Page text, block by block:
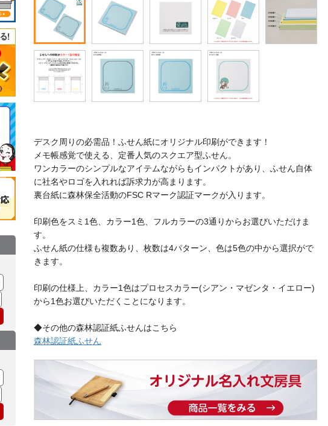
デスク周りの必需品！ふせん紙にオリジナル印刷ができます！
メモ帳感覚で使える、定番人気のスクエア型ふせん。
ワンカラーのシンプルなアイテムながらもインパクトがあり、ふせん自体
に社名やロゴを入れれば訴求力が高まります。
裏台紙に森林保全活動のFSC Rマーク認証マークが入ります。
印刷色をスミ1色、カラー1色、フルカラーの3通りからお選びいただけま
す。
ふせん紙の仕様も複数あり、枚数は4パターン、色は5色の中から選択がで
きます。
印刷の仕様上、カラー1色はプロセスカラー(シアン・マゼンタ・イエロー)
から1色お選びいただくことになります。
◆その他の森林認証紙ふせんはこちら
森林認証紙ふせん